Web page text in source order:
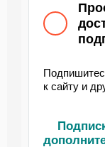
к сайту и